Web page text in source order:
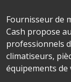
Fournisseur de
Cash propose
professionnels
climatiseurs,
équipements de